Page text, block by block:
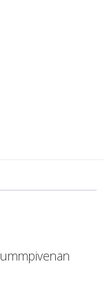
rasvat yms.
ja sakset